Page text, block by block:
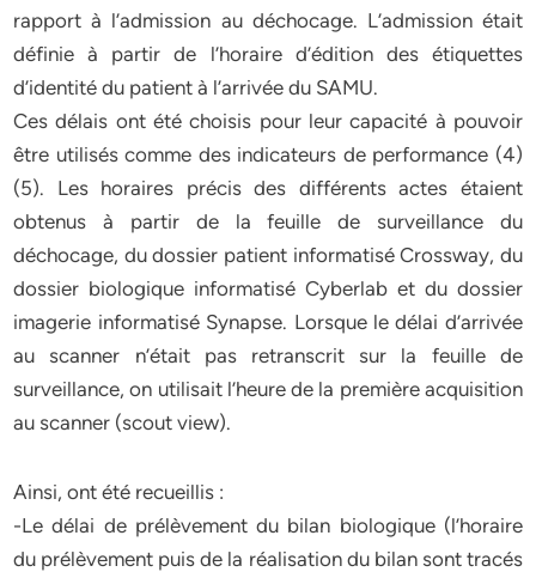
rapport à l’admission au déchocage. L’admission était
définie à partir de l’horaire d’édition des étiquettes
d’identité du patient à l’arrivée du SAMU.
Ces délais ont été choisis pour leur capacité à pouvoir
être utilisés comme des indicateurs de performance (4)
(5). Les horaires précis des différents actes étaient
obtenus à partir de la feuille de surveillance du
déchocage, du dossier patient informatisé Crossway, du
dossier biologique informatisé Cyberlab et du dossier
imagerie informatisé Synapse. Lorsque le délai d’arrivée
au scanner n’était pas retranscrit sur la feuille de
surveillance, on utilisait l’heure de la première acquisition
au scanner (scout view).
Ainsi, ont été recueillis :
-Le délai de prélèvement du bilan biologique (l’horaire
du prélèvement puis de la réalisation du bilan sont tracés